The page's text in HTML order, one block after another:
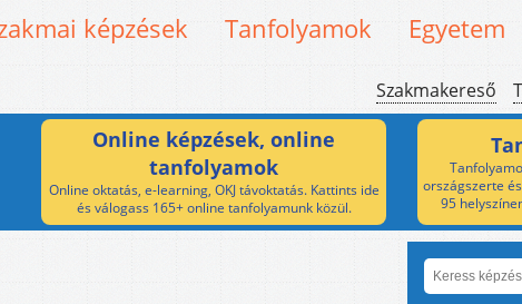
képzések Tanfolyamok Egyetem
Szakmakereső
Online képzések, online
tanfolyamok
Online oktatás, e-learning, OKJ távoktatás. Kattints ide
és válogass 165+ online tanfolyamunk közül.
országszerte
95